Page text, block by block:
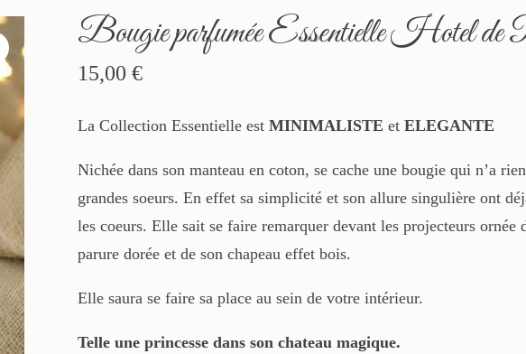
Bougie parfumée Essentielle Hotel de
15,00€
La Collection Essentielle estMINIMALISTE etELEGANTE
Nichée dans son manteau en coton, se cache une bougie qui n’a
grandes soeurs. En effet sa simplicité et son allure singulière ont
les coeurs. Elle sait se faire remarquer devant les projecteurs ornée
parure dorée et de son chapeau effet bois.
Elle saura se faire sa place au sein de votre intérieur.
Telle une princesse dans son chateau magique.